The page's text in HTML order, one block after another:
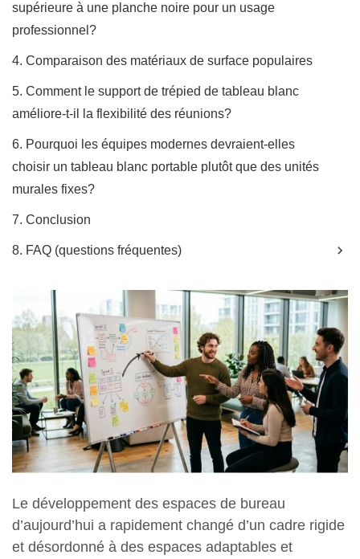
supérieure à une planche noire pour un usage
professionnel?
4. Comparaison des matériaux de surface populaires
5. Comment le support de trépied de tableau blanc
améliore-t-il la flexibilité des réunions?
6. Pourquoi les équipes modernes devraient-elles
choisir un tableau blanc portable plutôt que des unités
murales fixes?
7. Conclusion
8. FAQ (questions fréquentes)
Le développement des espaces de bureau
d’aujourd’hui a rapidement changé d’un cadre rigide
et désordonné à des espaces adaptables et